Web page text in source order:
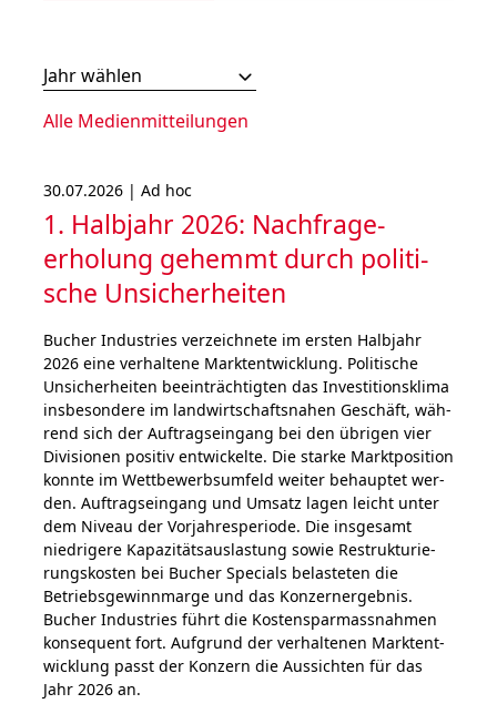
Jahr wählen
Alle Medienmitteilungen
30.07.2026 | Ad hoc
1. Halbjahr 2026: Nach­frage­
erholung gehemmt durch poli­ti­
sche Unsicher­heiten
Bucher Industries ver­zeich­ne­te im ers­ten Halb­jahr
2026 eine ver­hal­tene Marktent­wick­lung. Politische
Unsi­cher­hei­ten beein­träch­tigten das Inves­titions­klima
ins­be­son­de­re im land­wirt­schafts­nahen Geschäft, wäh­
rend sich der Auf­trags­ein­gang bei den übrigen vier
Di­vi­sio­nen posi­tiv ent­wick­el­te. Die starke Marktposition
konn­te im Wett­bewerbs­um­feld weiter behauptet wer­
den. Auf­trags­ein­gang und Umsatz lagen leicht unter
dem Niveau der Vor­jahr­es­peri­ode. Die ins­ge­samt
nied­ri­ge­re Kapa­zitäts­aus­las­tung sowie Restruk­tu­rie­
rungs­kos­ten bei Bucher Specials be­las­te­ten die
Betriebs­gewinn­marge und das Kon­zern­ergebnis.
Bucher Industries führt die Kosten­spar­mass­nah­men
kon­se­quent fort. Auf­grund der ver­hal­tenen Markt­ent­
wick­lung passt der Kon­zern die Aus­sichten für das
Jahr 2026 an.